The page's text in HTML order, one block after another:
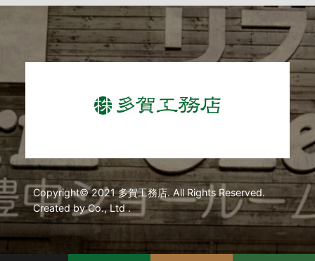
Copyright© 2021 多賀工務店. All Rights Reserved.
Created by Co., Ltd .